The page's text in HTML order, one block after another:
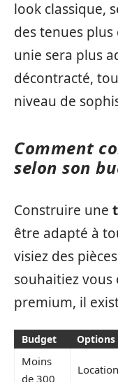
look classique,
des tenues
unie sera plus
décontracté,
niveau de
Comment
selon son
Construire une
être adapté à
visiez des
souhaitiez
premium, il
Budget Options
Moins
de 300